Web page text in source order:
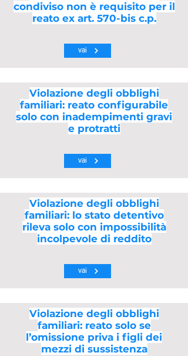
condiviso non è requisito per il
reato ex art. 570-bis c.p.
vai
Violazione degli obblighi
familiari: reato configurabile
solo con inadempimenti gravi
e protratti
vai
Violazione degli obblighi
familiari: lo stato detentivo
rileva solo con impossibilità
incolpevole di reddito
vai
Violazione degli obblighi
familiari: reato solo se
l’omissione priva i figli dei
mezzi di sussistenza